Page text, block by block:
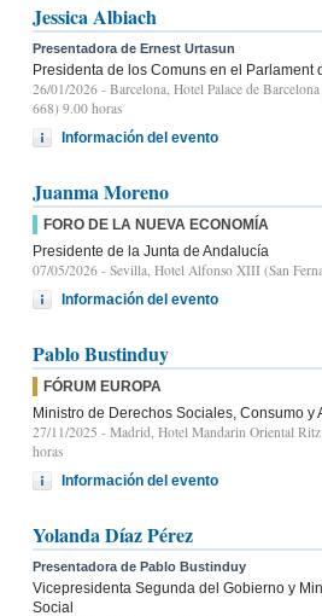
Jessica Albiach
Presentadora de Ernest Urtasun
Presidenta de los Comuns en el Parlament
26/01/2026 - Barcelona, Hotel Palace de
668) 9.00 horas
Información del evento
Juanma Moreno
FORO DE LA NUEVA ECONOMÍA
Presidente de la Junta de Andalucía
07/05/2026 - Sevilla, Hotel Alfonso XIII (San
Información del evento
Pablo Bustinduy
FÓRUM EUROPA
Ministro de Derechos Sociales, Consumo y
27/11/2025 - Madrid, Hotel Mandarin Oriental
horas
Información del evento
Yolanda Díaz Pérez
Presentadora de Pablo Bustinduy
Vicepresidenta Segunda del Gobierno y
Social